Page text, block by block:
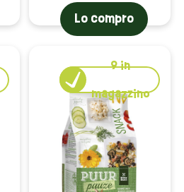
Lo compro
9in
magazzino